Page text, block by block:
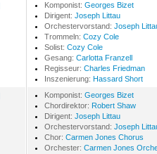
Komponist: Georges Bizet
Dirigent: Joseph Littau
Orchestervorstand: Joseph
Trommeln: Cozy Cole
Solist: Cozy Cole
Gesang: Carlotta Franzell
Regisseur: Charles Friedman
Inszenierung: Hassard Short
Komponist: Georges Bizet
Chordirektor: Robert Shaw
Dirigent: Joseph Littau
Orchestervorstand: Joseph
Chor: Carmen Jones Chorus
Orchester: Carmen Jones